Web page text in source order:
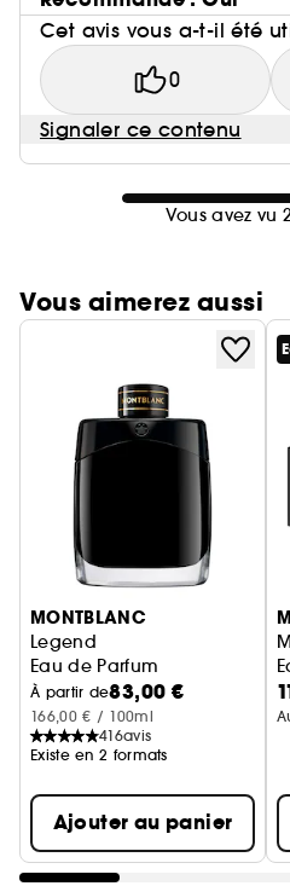
Cet avis vous a-t-il été
0
Signaler ce contenu
Vous avez vu
Vous aimerez aussi
Ignorer le carrousel produits
MONTBLANC
Legend
Eau de Parfum
À partir de83,00 €
166,00 € / 100ml
416avis
Existe en 2 formats
Ajouter au panier